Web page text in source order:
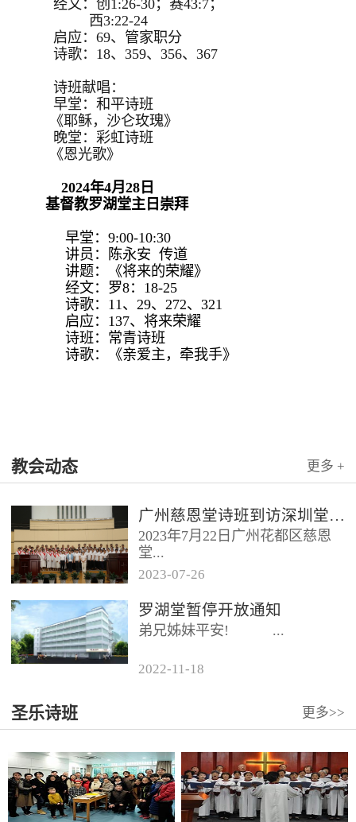
经文：创1:26-30；赛43:7；
西3:22-24
启应：69、管家职分
诗歌：18、359、356、367
诗班献唱：
早堂：和平诗班
《耶稣，沙仑玫瑰》
晚堂：彩虹诗班
《恩光歌》
2024年4月28日
基督教罗湖堂主日崇拜
早堂：9:00-10:30
讲员：陈永安 传道
讲题：《将来的荣耀》
经文：罗8：18-25
诗歌：11、29、272、321
启应：137、将来荣耀
诗班：常青诗班
诗歌：《亲爱主，牵我手》
教会动态 更多 +
广州慈恩堂诗班到访深圳堂、和平堂
2023年7月22日广州花都区慈恩
堂...
联合诗班在叶海莲牧师的带领
下，先后到访基督教和平堂、深
圳堂。 上午和平堂教...
2023-07-26
罗湖堂暂停开放通知
弟兄姊妹平安! ...
2022-11-18
圣乐诗班 更多>>